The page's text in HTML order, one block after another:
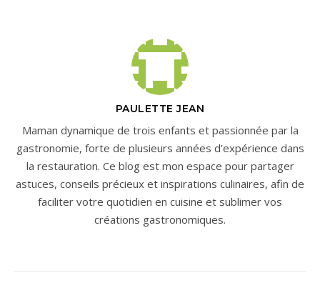
PAULETTE JEAN
Maman dynamique de trois enfants et passionnée par la
gastronomie, forte de plusieurs années d'expérience dans
la restauration. Ce blog est mon espace pour partager
astuces, conseils précieux et inspirations culinaires, afin de
faciliter votre quotidien en cuisine et sublimer vos
créations gastronomiques.